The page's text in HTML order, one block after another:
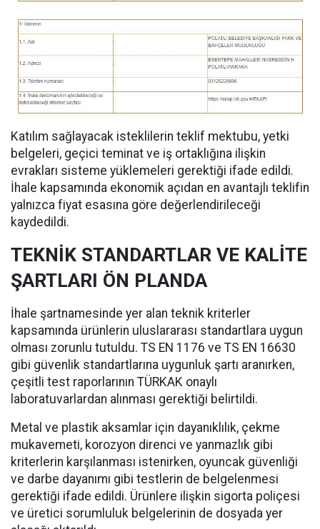
Katılım sağlayacak isteklilerin teklif mektubu, yetki
belgeleri, geçici teminat ve iş ortaklığına ilişkin
evrakları sisteme yüklemeleri gerektiği ifade edildi.
İhale kapsamında ekonomik açıdan en avantajlı teklifin
yalnızca fiyat esasına göre değerlendirileceği
kaydedildi.
TEKNİK STANDARTLAR VE KALİTE
ŞARTLARI ÖN PLANDA
İhale şartnamesinde yer alan teknik kriterler
kapsamında ürünlerin uluslararası standartlara uygun
olması zorunlu tutuldu. TS EN 1176 ve TS EN 16630
gibi güvenlik standartlarına uygunluk şartı aranırken,
çeşitli test raporlarının TÜRKAK onaylı
laboratuvarlardan alınması gerektiği belirtildi.
Metal ve plastik aksamlar için dayanıklılık, çekme
mukavemeti, korozyon direnci ve yanmazlık gibi
kriterlerin karşılanması istenirken, oyuncak güvenliği
ve darbe dayanımı gibi testlerin de belgelenmesi
gerektiği ifade edildi. Ürünlere ilişkin sigorta poliçesi
ve üretici sorumluluk belgelerinin de dosyada yer